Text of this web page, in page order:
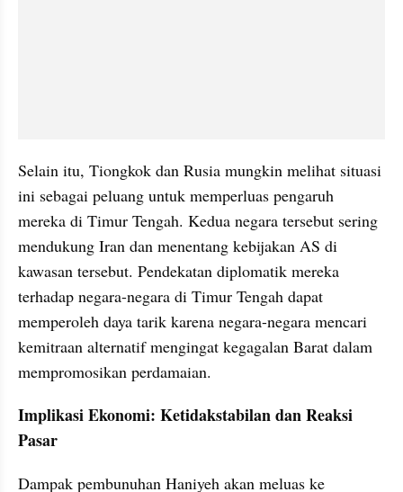
Selain itu, Tiongkok dan Rusia mungkin melihat situasi
ini sebagai peluang untuk memperluas pengaruh
mereka di Timur Tengah. Kedua negara tersebut sering
mendukung Iran dan menentang kebijakan AS di
kawasan tersebut. Pendekatan diplomatik mereka
terhadap negara-negara di Timur Tengah dapat
memperoleh daya tarik karena negara-negara mencari
kemitraan alternatif mengingat kegagalan Barat dalam
mempromosikan perdamaian.
Implikasi Ekonomi: Ketidakstabilan dan Reaksi
Pasar
Dampak pembunuhan Haniyeh akan meluas ke